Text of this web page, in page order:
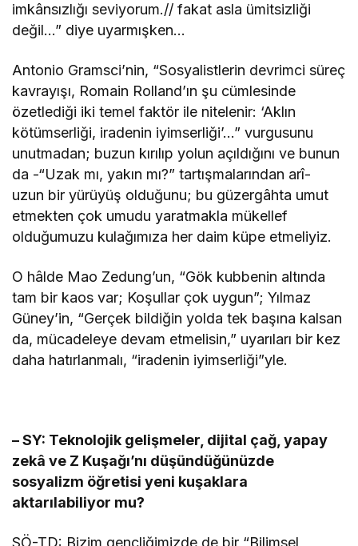
imkânsızlığı seviyorum.// fakat asla ümitsizliği
değil…” diye uyarmışken…
Antonio Gramsci’nin, “Sosyalistlerin devrimci süreç
kavrayışı, Romain Rolland’ın şu cümlesinde
özetlediği iki temel faktör ile nitelenir: ‘Aklın
kötümserliği, iradenin iyimserliği’…” vurgusunu
unutmadan; buzun kırılıp yolun açıldığını ve bunun
da -“Uzak mı, yakın mı?” tartışmalarından arî-
uzun bir yürüyüş olduğunu; bu güzergâhta umut
etmekten çok umudu yaratmakla mükellef
olduğumuzu kulağımıza her daim küpe etmeliyiz.
O hâlde Mao Zedung’un, “Gök kubbenin altında
tam bir kaos var; Koşullar çok uygun”; Yılmaz
Güney’in, “Gerçek bildiğin yolda tek başına kalsan
da, mücadeleye devam etmelisin,” uyarıları bir kez
daha hatırlanmalı, “iradenin iyimserliği”yle.
– SY: Teknolojik gelişmeler, dijital çağ, yapay
zekâ ve Z Kuşağı’nı düşündüğünüzde
sosyalizm öğretisi yeni kuşaklara
aktarılabiliyor mu?
SÖ-TD: Bizim gençliğimizde de bir “Bilimsel